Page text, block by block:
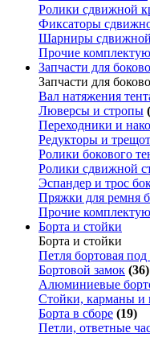
Ролики сдвижной
Фиксаторы
Шарниры
Прочие
Запчасти для
Запчасти для
Вал натяжения
Люверсы и стропы
Переходники и
Редукторы и
Ролики бокового
Ролики сдвижной
Эспандер и трос
Пряжки для ремня
Прочие
Борта и стойки
Борта и стойки
Петля бортовая
Бортовой замок (36)
Алюминиевые
Стойки, карманы
Борта в сборе (19)
Петли, ответные